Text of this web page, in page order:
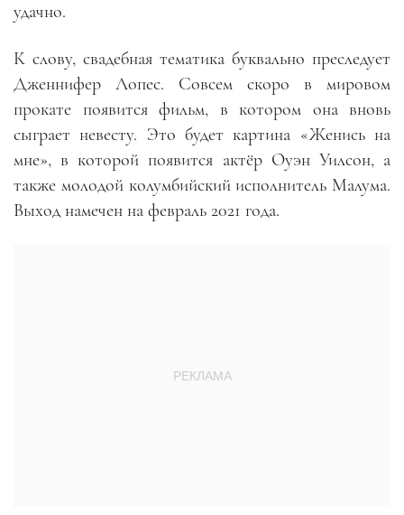
удачно.
К слову, свадебная тематика буквально преследует
Дженнифер Лопес. Совсем скоро в мировом
прокате появится фильм, в котором она вновь
сыграет невесту. Это будет картина «Женись на
мне», в которой появится актёр Оуэн Уилсон, а
также молодой колумбийский исполнитель Малума.
Выход намечен на февраль 2021 года.